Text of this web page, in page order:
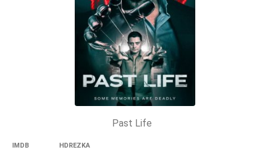
Past Life
IMDB HDREZKA